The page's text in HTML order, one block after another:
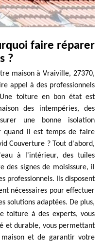
faire réparer
?
maison à Vraiville, 27370,
appel à des professionnels
toiture en bon état est
des intempéries, des
une bonne isolation
quand il est temps de faire
Couverture ? Tout d'abord,
à l'intérieur, des tuiles
des signes de moisissure, il
professionnels. Ils disposent
nécessaires pour effectuer
solutions adaptées. De plus,
toiture à des experts, vous
et durable, vous permettant
et de garantir votre